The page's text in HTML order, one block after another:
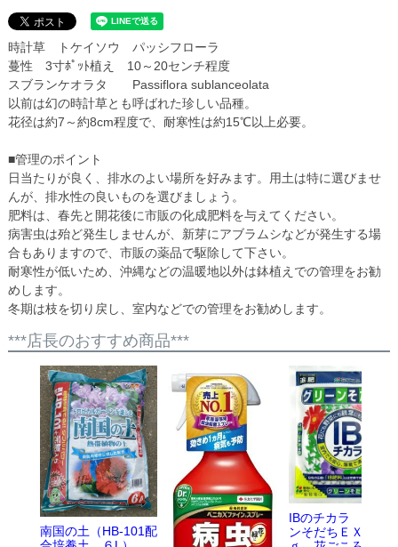
時計草 トケイソウ パッシフローラ
蔓性 3寸ﾎﾟｯﾄ植え 10～20センチ程度
スブランケオラタ Passiflora sublanceolata
以前は幻の時計草とも呼ばれた珍しい品種。
花径は約7～約8cm程度で、耐寒性は約15℃以上必要。
■管理のポイント
日当たりが良く、排水のよい場所を好みます。用土は特に選びませ
んが、排水性の良いものを選びましょう。
肥料は、春先と開花後に市販の化成肥料を与えてください。
病害虫は殆ど発生しませんが、新芽にアブラムシなどが発生する場
合もありますので、市販の薬品で駆除して下さい。
耐寒性が低いため、沖縄などの温暖地以外は鉢植えでの管理をお勧
めします。
冬期は枝を切り戻し、室内などでの管理をお勧めします。
***店長のおすすめ商品***
南国の土（HB-101配
IBのチカラ グリ
ンそだちＥＸ 500